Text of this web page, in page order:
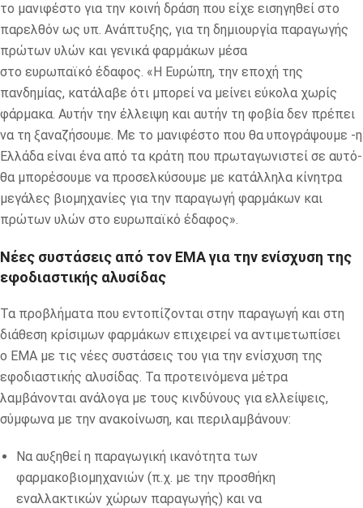
το μανιφέστο για την κοινή δράση που είχε εισηγηθεί στο
παρελθόν ως υπ. Ανάπτυξης, για τη δημιουργία παραγωγής
πρώτων υλών και γενικά φαρμάκων μέσα
στο ευρωπαϊκό έδαφος. «Η Ευρώπη, την εποχή της
πανδημίας, κατάλαβε ότι μπορεί να μείνει εύκολα χωρίς
φάρμακα. Αυτήν την έλλειψη και αυτήν τη φοβία δεν πρέπει
να τη ξαναζήσουμε. Με το μανιφέστο που θα υπογράψουμε -η
Ελλάδα είναι ένα από τα κράτη που πρωταγωνιστεί σε αυτό-
θα μπορέσουμε να προσελκύσουμε με κατάλληλα κίνητρα
μεγάλες βιομηχανίες για την παραγωγή φαρμάκων και
πρώτων υλών στο ευρωπαϊκό έδαφος».
Νέες συστάσεις από τον ΕΜΑ για την ενίσχυση της
εφοδιαστικής αλυσίδας
Τα προβλήματα που εντοπίζονται στην παραγωγή και στη
διάθεση κρίσιμων φαρμάκων επιχειρεί να αντιμετωπίσει
ο ΕΜΑ με τις νέες συστάσεις του για την ενίσχυση της
εφοδιαστικής αλυσίδας. Τα προτεινόμενα μέτρα
λαμβάνονται ανάλογα με τους κινδύνους για ελλείψεις,
σύμφωνα με την ανακοίνωση, και περιλαμβάνουν:
Να αυξηθεί η παραγωγική ικανότητα των
φαρμακοβιομηχανιών (π.χ. με την προσθήκη
εναλλακτικών χώρων παραγωγής) και να